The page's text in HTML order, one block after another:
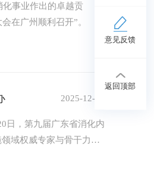
事业作出的卓越贡
在广州顺利召开”。
2025-12-31
日，第九届广东省消化内
域权威专家与骨干力
意见反馈
返回顶部